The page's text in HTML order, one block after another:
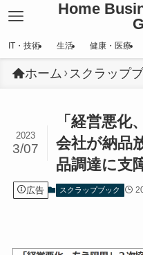
Home
IT・技術 生活 健康・医療
ホーム スクラップ
「経営悪化
会社が納品
品調達に支
2023
3/07
広告 スクラップブック